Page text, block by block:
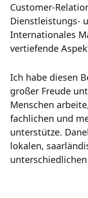
Customer-
Dienstleistungs-
Internationales
vertiefende
Ich habe diesen
großer Freude
Menschen
fachlichen und
unterstütze.
lokalen,